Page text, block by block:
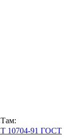
10704-91 ГОСТ